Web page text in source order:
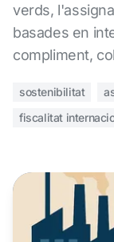
verds,
basades en
compliment,
sostenibilitat
fiscalitat